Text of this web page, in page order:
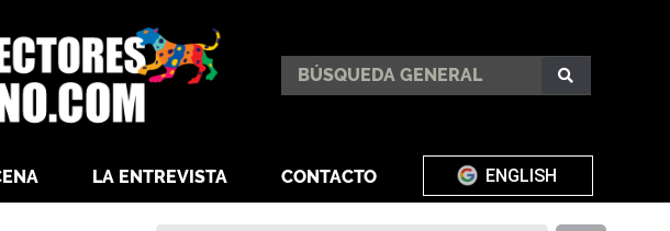
LA ENTREVISTA CONTACTO ENGLISH